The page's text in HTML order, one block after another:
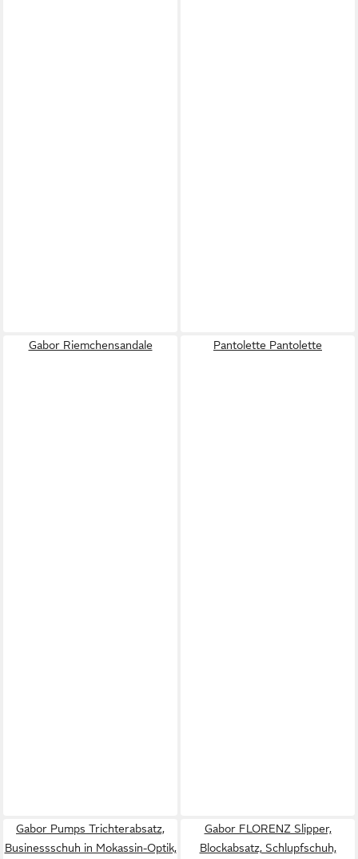
Gabor Riemchensandale Pantolette Pantolette
Gabor Pumps Trichterabsatz,
Businessschuh in Mokassin-Optik,
Gabor FLORENZ Slipper,
Blockabsatz, Schlupfschuh,